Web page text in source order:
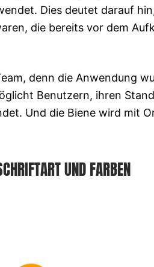
Dies deutet darauf
die bereits vor dem
denn die Anwendung
Benutzern, ihren
Und die Biene wird mit
UND FARBEN